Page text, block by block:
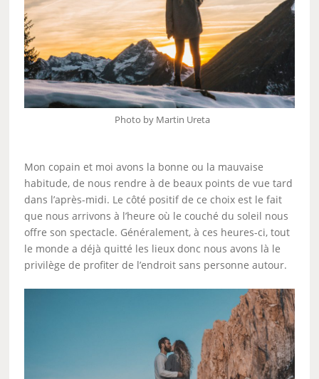
Photo by Martin Ureta
Mon copain et moi avons la bonne ou la mauvaise
habitude, de nous rendre à de beaux points de vue tard
dans l’après-midi. Le côté positif de ce choix est le fait
que nous arrivons à l’heure où le couché du soleil nous
offre son spectacle. Généralement, à ces heures-ci, tout
le monde a déjà quitté les lieux donc nous avons là le
privilège de profiter de l’endroit sans personne autour.